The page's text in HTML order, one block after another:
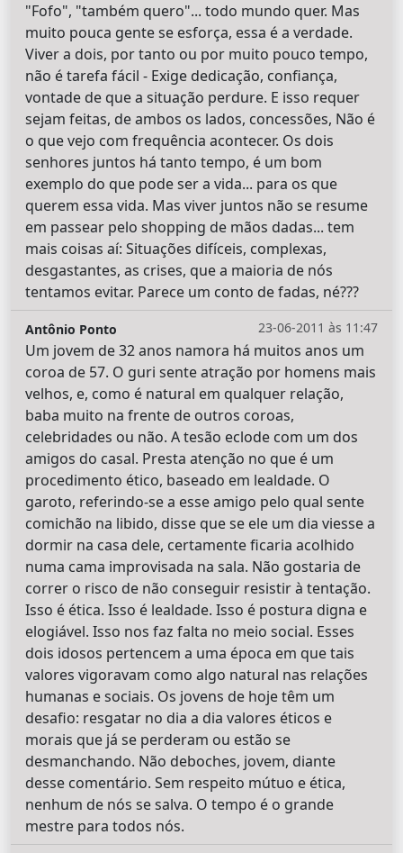
"Fofo", "também quero"... todo mundo quer. Mas
muito pouca gente se esforça, essa é a verdade.
Viver a dois, por tanto ou por muito pouco tempo,
não é tarefa fácil - Exige dedicação, confiança,
vontade de que a situação perdure. E isso requer
sejam feitas, de ambos os lados, concessões, Não é
o que vejo com frequência acontecer. Os dois
senhores juntos há tanto tempo, é um bom
exemplo do que pode ser a vida... para os que
querem essa vida. Mas viver juntos não se resume
em passear pelo shopping de mãos dadas... tem
mais coisas aí: Situações difíceis, complexas,
desgastantes, as crises, que a maioria de nós
tentamos evitar. Parece um conto de fadas, né???
23-06-2011 às 11:47
Antônio Ponto
Um jovem de 32 anos namora há muitos anos um
coroa de 57. O guri sente atração por homens mais
velhos, e, como é natural em qualquer relação,
baba muito na frente de outros coroas,
celebridades ou não. A tesão eclode com um dos
amigos do casal. Presta atenção no que é um
procedimento ético, baseado em lealdade. O
garoto, referindo-se a esse amigo pelo qual sente
comichão na libido, disse que se ele um dia viesse a
dormir na casa dele, certamente ficaria acolhido
numa cama improvisada na sala. Não gostaria de
correr o risco de não conseguir resistir à tentação.
Isso é ética. Isso é lealdade. Isso é postura digna e
elogiável. Isso nos faz falta no meio social. Esses
dois idosos pertencem a uma época em que tais
valores vigoravam como algo natural nas relações
humanas e sociais. Os jovens de hoje têm um
desafio: resgatar no dia a dia valores éticos e
morais que já se perderam ou estão se
desmanchando. Não deboches, jovem, diante
desse comentário. Sem respeito mútuo e ética,
nenhum de nós se salva. O tempo é o grande
mestre para todos nós.